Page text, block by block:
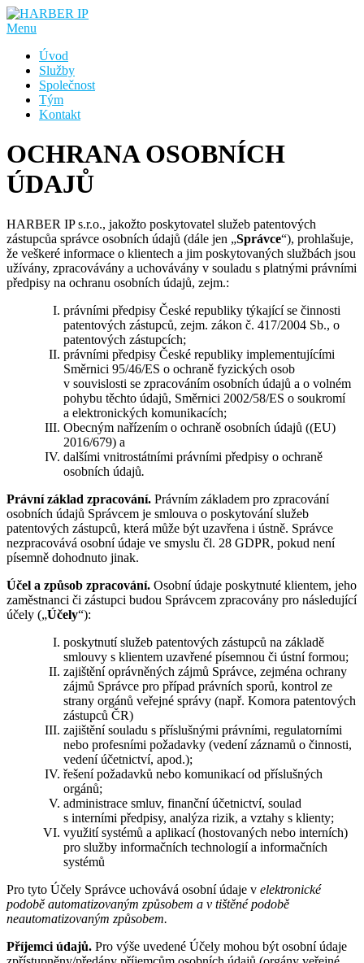
Přeskočit
na
Menu
Úvod
Služby
Společnost
Tým
Kontakt
OCHRANA OSOBNÍCH
ÚDAJŮ
HARBER IP s.r.o., jakožto poskytovatel služeb patentových
zástupcůa správce osobních údajů (dále jen „Správce“), prohlašuje,
že veškeré informace o klientech a jim poskytovaných službách jsou
užívány, zpracovávány a uchovávány v souladu s platnými právními
předpisy na ochranu osobních údajů, zejm.:
právními předpisy České republiky týkající se činnosti
patentových zástupců, zejm. zákon č. 417/2004 Sb., o
patentových zástupcích;
právními předpisy České republiky implementujícími
Směrnici 95/46/ES o ochraně fyzických osob
v souvislosti se zpracováním osobních údajů a o volném
pohybu těchto údajů, Směrnici 2002/58/ES o soukromí
a elektronických komunikacích;
Obecným nařízením o ochraně osobních údajů ((EU)
2016/679) a
dalšími vnitrostátními právními předpisy o ochraně
osobních údajů.
Právní základ zpracování. Právním základem pro zpracování
osobních údajů Správcem je smlouva o poskytování služeb
patentových zástupců, která může být uzavřena i ústně. Správce
nezpracovává osobní údaje ve smyslu čl. 28 GDPR, pokud není
písemně dohodnuto jinak.
Účel a způsob zpracování. Osobní údaje poskytnuté klientem, jeho
zaměstnanci či zástupci budou Správcem zpracovány pro následující
účely („Účely“):
poskytnutí služeb patentových zástupců na základě
smlouvy s klientem uzavřené písemnou či ústní formou;
zajištění oprávněných zájmů Správce, zejména ochrany
zájmů Správce pro případ právních sporů, kontrol ze
strany orgánů veřejné správy (např. Komora patentových
zástupců ČR)
zajištění souladu s příslušnými právními, regulatorními
nebo profesními požadavky (vedení záznamů o činnosti,
vedení účetnictví, apod.);
řešení požadavků nebo komunikací od příslušných
orgánů;
administrace smluv, finanční účetnictví, soulad
s interními předpisy, analýza rizik, a vztahy s klienty;
využití systémů a aplikací (hostovaných nebo interních)
pro služby informačních technologií a informačních
systémů
Pro tyto Účely Správce uchovává osobní údaje v elektronické
podobě automatizovaným způsobem a v tištěné podobě
neautomatizovaným způsobem.
Příjemci údajů. Pro výše uvedené Účely mohou být osobní údaje